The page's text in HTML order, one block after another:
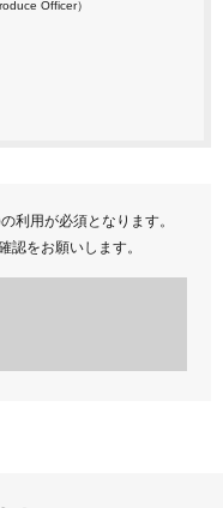
Officer）
利用が必須となります。
をお願いします。